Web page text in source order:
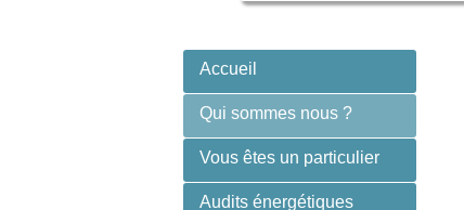
Accueil
Qui sommes nous ?
Vous êtes un particulier
Audits énergétiques